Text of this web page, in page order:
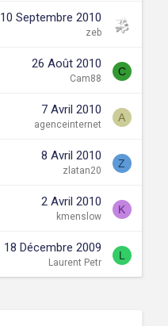
10 Septembre 2010
zeb
26 Août 2010
Cam88
C
7 Avril 2010
agenceinternet
A
8 Avril 2010
zlatan20
Z
2 Avril 2010
kmenslow
K
18 Décembre 2009
Laurent Petr
L